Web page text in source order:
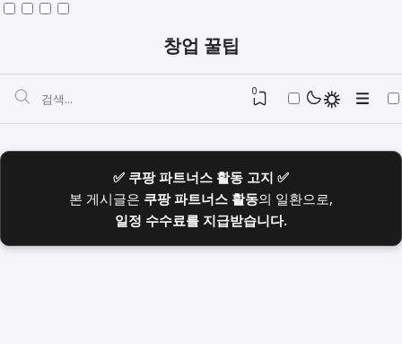
창업 꿀팁
0
✅ 쿠팡 파트너스 활동 고지 ✅
본 게시글은 쿠팡 파트너스 활동의 일환으로,
일정 수수료를 지급받습니다.